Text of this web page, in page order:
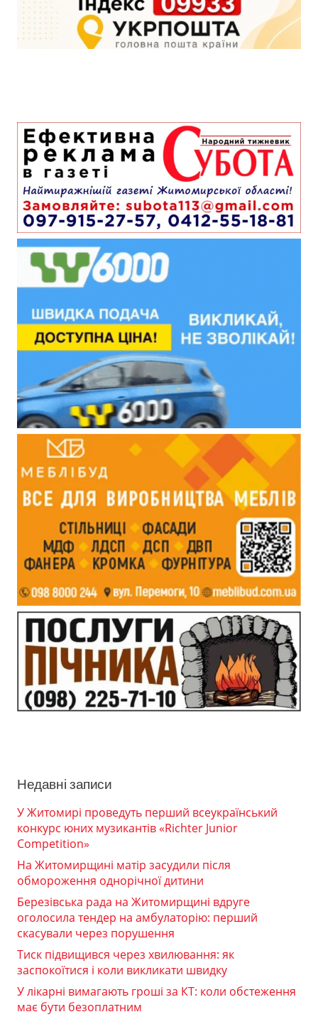
Недавні записи
У Житомирі проведуть перший всеукраїнський
конкурс юних музикантів «Richter Junior
Competition»
На Житомирщині матір засудили після
обмороження однорічної дитини
Березівська рада на Житомирщині вдруге
оголосила тендер на амбулаторію: перший
скасували через порушення
Тиск підвищився через хвилювання: як
заспокоїтися і коли викликати швидку
У лікарні вимагають гроші за КТ: коли обстеження
має бути безоплатним